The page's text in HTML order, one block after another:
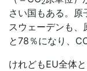
さい国もある。原
スウェーデンも
と78％になり、
けれどもEU全体